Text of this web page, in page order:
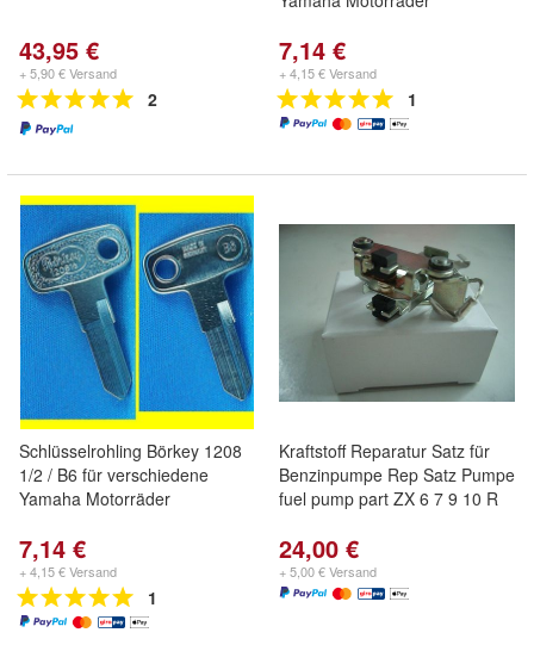
43,95 €
+ 5,90 € Versand
2
7,14 €
+ 4,15 € Versand
1
Schlüsselrohling Börkey 1208
1/2 / B6 für verschiedene
Yamaha Motorräder
7,14 €
+ 4,15 € Versand
1
Kraftstoff Reparatur Satz für
Benzinpumpe Rep Satz Pumpe
fuel pump part ZX 6 7 9 10 R
24,00 €
+ 5,00 € Versand